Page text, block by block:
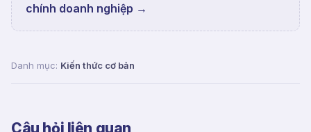
chính doanh nghiệp →
Danh mục: Kiến thức cơ bản
Câu hỏi liên quan